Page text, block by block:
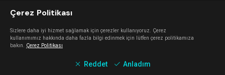
Ege Üniversitesi İşletme Kulübü
TÜRSAK Vakfı
Çerez Politikası
Sizlere daha iyi hizmet sağlamak için çerezler kullanıyoruz. Çerez
kullanımımız hakkında daha fazla bilgi edinmek için lütfen çerez politikamıza
bakın. Çerez Politikası
Reddet Anladım